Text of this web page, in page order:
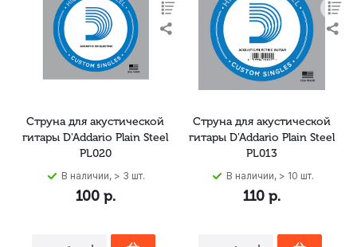
Струна для акустической
гитары D'Addario Plain Steel
PL020
В наличии, > 3 шт.
100р.
Струна для акустической
гитары D'Addario Plain Steel
PL013
В наличии, > 10 шт.
110 р.